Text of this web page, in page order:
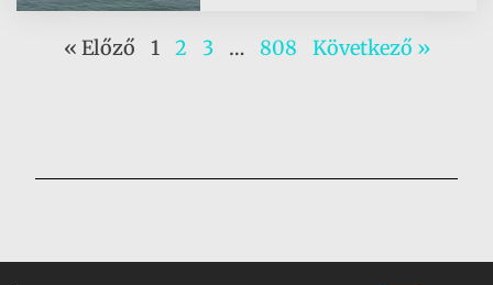
« Előző 1 2 3 … 808 Következő »